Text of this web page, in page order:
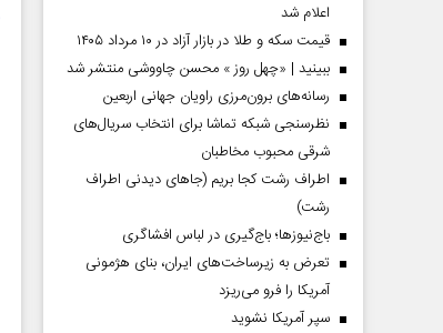
اعلام شد
قیمت سکه و طلا در بازار آزاد در ۱۰ مرداد ۱۴۰۵
ببینید | «چهل روز » محسن چاووشی منتشر شد
رسانه‌های برون‌مرزی راویان جهانی اربعین
نظرسنجی شبکه تماشا برای انتخاب سریال‌های
شرقی محبوب مخاطبان
اطراف رشت کجا بریم (جاهای دیدنی اطراف
رشت)
باج‌نیوزها؛ باج‌گیری در لباس افشاگری
تعرض به زیرساخت‌های ایران، بنای هژمونی
آمریکا را فرو می‌ریزد
سپر آمریکا نشوید